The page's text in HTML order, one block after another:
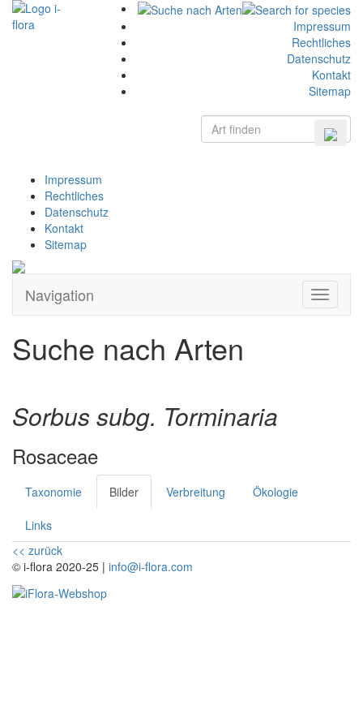
Impressum
Rechtliches
Datenschutz
Kontakt
Sitemap
Impressum
Rechtliches
Datenschutz
Kontakt
Sitemap
Zeige
Navigation
Suche nach Arten
Sorbus subg. Torminaria
Rosaceae
Taxonomie Bilder Verbreitung Ökologie
Links
<< zurück
© i-flora 2020-25 | info@i-flora.com